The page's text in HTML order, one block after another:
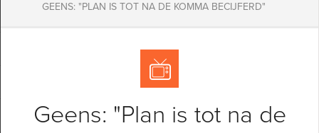
GEENS: "PLAN IS TOT NA DE KOMMA BECIJFERD"
Geens: "Plan is tot na de